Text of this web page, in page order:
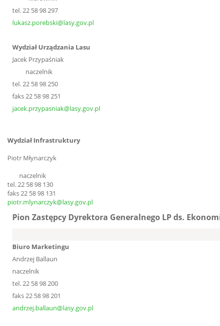
tel. 22 58 98 297
lukasz.porebski@lasy.gov.pl
Wydział Urządzania Lasu
Jacek Przypaśniak
naczelnik
tel. 22 58 98 250
faks 22 58 98 251
jacek.przypasniak@lasy.gov.pl
Wydział Infrastruktury
Piotr Młynarczyk
naczelnik
tel. 22 58 98 130
faks 22 58 98 131
piotr.mlynarczyk@lasy.gov.pl
Pion Zastępcy Dyrektora Generalnego LP ds.
Biuro Marketingu
Andrzej Ballaun
naczelnik
tel. 22 58 98 200
faks 22 58 98 201
andrzej.ballaun@lasy.gov.pl